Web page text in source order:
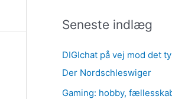
e
f
t
Seneste indlæg
DIGIchat på vej mod det
Der Nordschleswiger
Gaming: hobby,